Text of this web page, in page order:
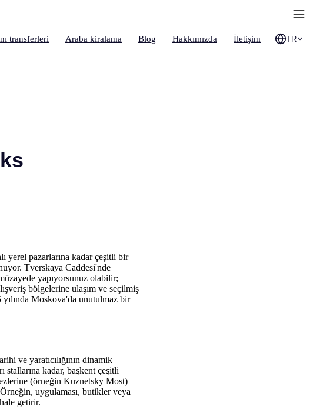
transferleri Araba kiralama Blog Hakkımızda İletişim TR
yerel pazarlarına kadar çeşitli bir
Tverskaya Caddesi'nde
yapıyorsunuz olabilir;
bölgelerine ulaşım ve seçilmiş
Moskova'da unutulmaz bir
ve yaratıcılığının dinamik
stallarına kadar, başkent çeşitli
(örneğin Kuznetsky Most)
uygulaması, butikler veya
getirir.